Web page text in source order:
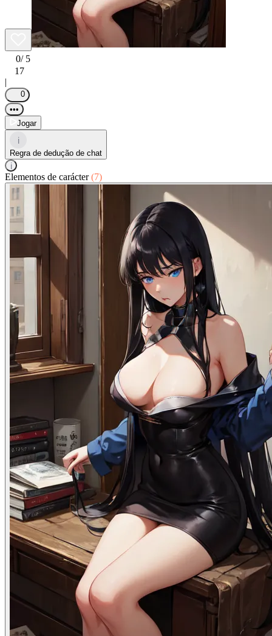
0/ 5
17
|
0
•••
Jogar
i
Regra de dedução de chat
i
Elementos de carácter(7)